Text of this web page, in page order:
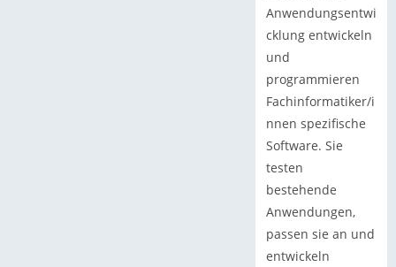
Anwendungsentwi
cklung entwickeln
und
programmieren
Fachinformatiker/i
nnen spezifische
Software. Sie
testen
bestehende
Anwendungen,
passen sie an und
entwickeln